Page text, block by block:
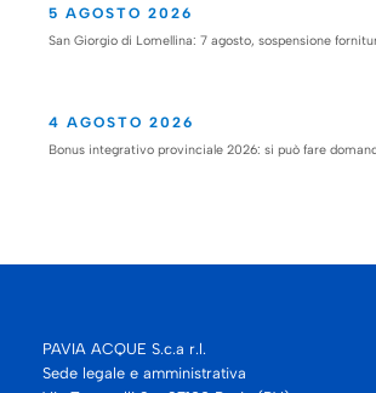
5 AGOSTO 2026
San Giorgio di Lomellina: 7 agosto, sospensione
4 AGOSTO 2026
Bonus integrativo provinciale 2026: si può fare
PAVIA ACQUE S.c.a r.l.
Sede legale e amministrativa